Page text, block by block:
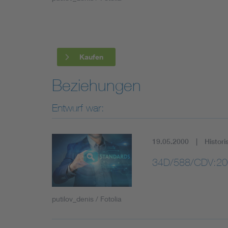
Mobility
Smart Cities
Kaufen
Beziehungen
Entwurf war:
putilov_denis / Fotolia
19.05.2000
34D/588/